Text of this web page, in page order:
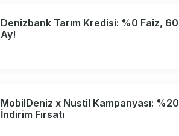
Denizbank Tarım Kredisi: %0 Faiz, 60
Ay!
MobilDeniz x Nustil Kampanyası: %20
İndirim Fırsatı